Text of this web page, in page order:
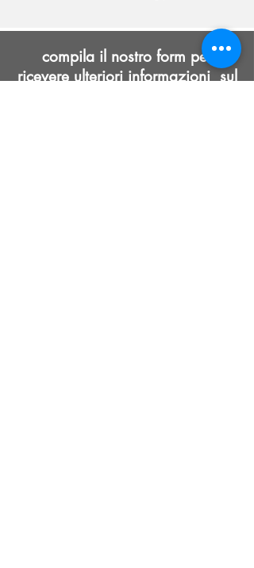
compila il nostro form per
ricevere ulteriori informazioni sul